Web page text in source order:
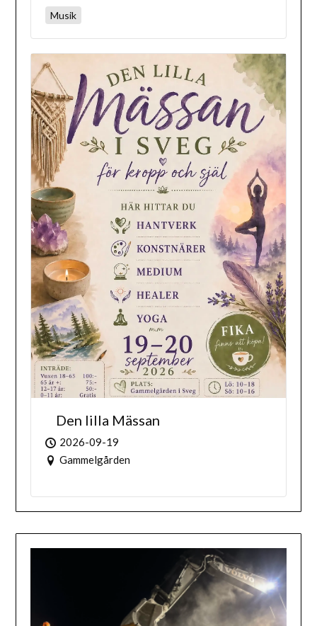
Musik
Den lilla Mässan
2026-09-19
Gammelgården